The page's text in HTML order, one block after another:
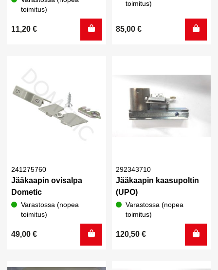
toimitus)
11,20 €
toimitus)
85,00 €
241275760
Jääkaapin ovisalpa
Dometic
Varastossa (nopea
toimitus)
49,00 €
292343710
Jääkaapin kaasupoltin
(UPO)
Varastossa (nopea
toimitus)
120,50 €